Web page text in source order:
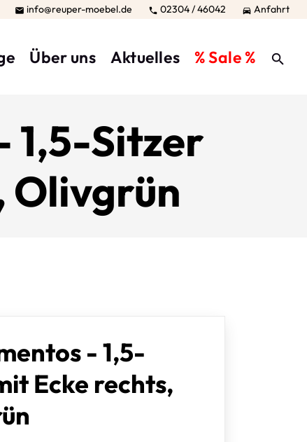
 info@reuper-moebel.de  02304 / 46042  Anfahrt
Über uns Aktuelles % Sale %
1,5-Sitzer
Olivgrün
- 1,5-
Ecke rechts,